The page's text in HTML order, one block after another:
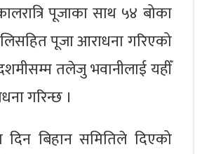
पूजाका साथ ५४ बोका
पूजा आराधना गरिएको
तलेजु भवानीलाई यहीँ
गरिन्छ ।
दिन बिहान समितिले दिएको